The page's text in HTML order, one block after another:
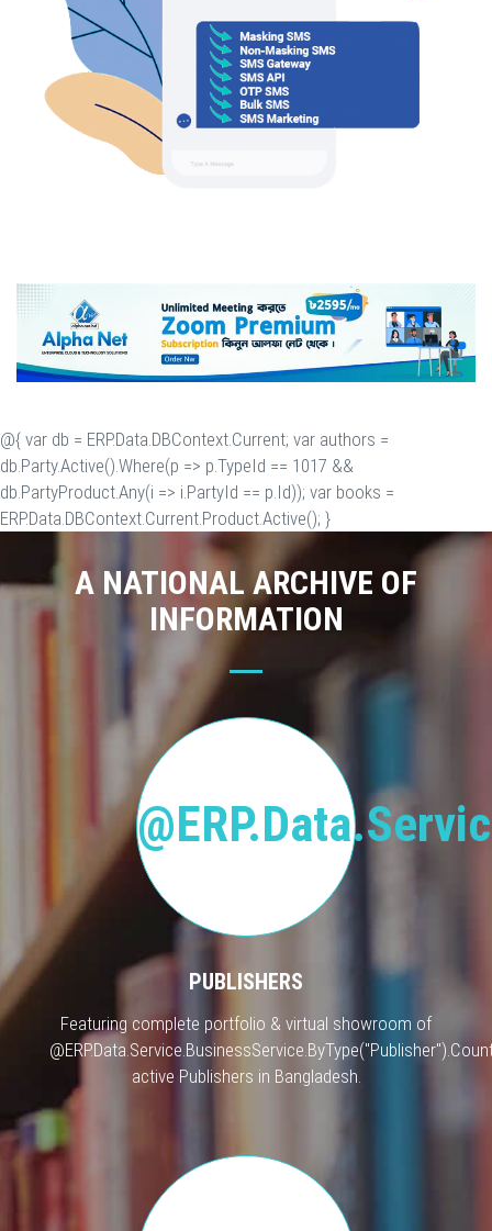
@{ var db = ERP.Data.DBContext.Current; var authors =
db.Party.Active().Where(p => p.TypeId == 1017 &&
db.PartyProduct.Any(i => i.PartyId == p.Id)); var books =
ERP.Data.DBContext.Current.Product.Active(); }
A NATIONAL ARCHIVE OF
INFORMATION
PUBLISHERS
Featuring complete portfolio & virtual showroom of
active Publishers in Bangladesh.